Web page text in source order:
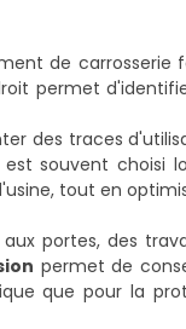
de carrosserie
permet
des traces
souvent choisi
tout en
portes, des
permet de
que pour la